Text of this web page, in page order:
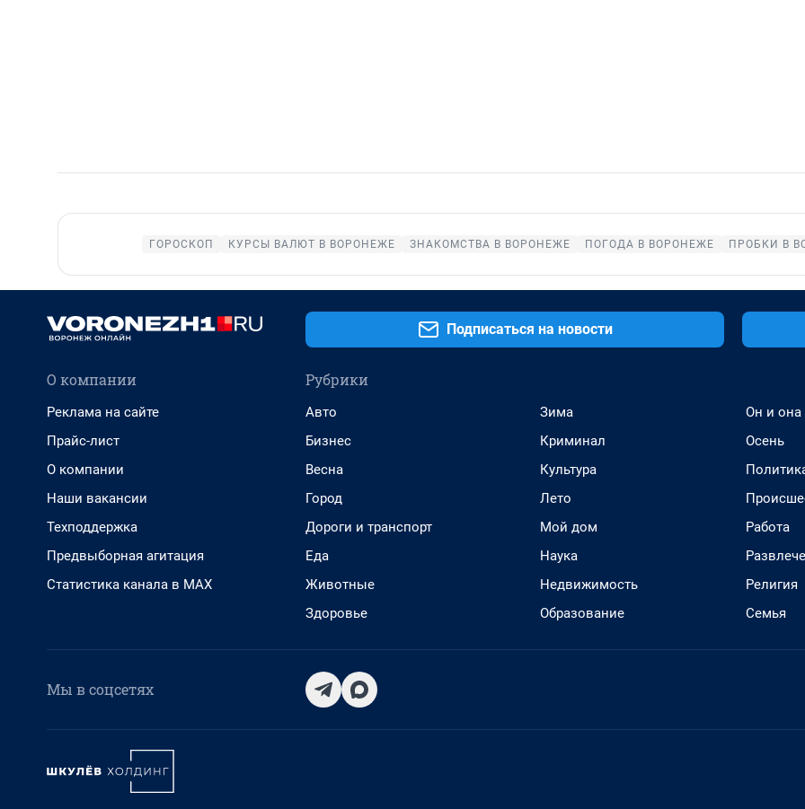
ГОРОСКОП КУРСЫ ВАЛЮТ В ВОРОНЕЖЕ ЗНАКОМСТВА В ВОРОНЕЖЕ ПОГОДА В ВОРОНЕЖЕ ПРОБКИ В
Подписаться на новости
О компании
Реклама на сайте
Прайс-лист
О компании
Наши вакансии
Техподдержка
Предвыборная агитация
Статистика канала в MAX
Рубрики
Авто
Бизнес
Весна
Город
Дороги и транспорт
Еда
Животные
Здоровье
Зима
Криминал
Культура
Лето
Мой дом
Наука
Недвижимость
Образование
Он и она
Осень
Работа
Религия
Семья
Мы в соцсетях